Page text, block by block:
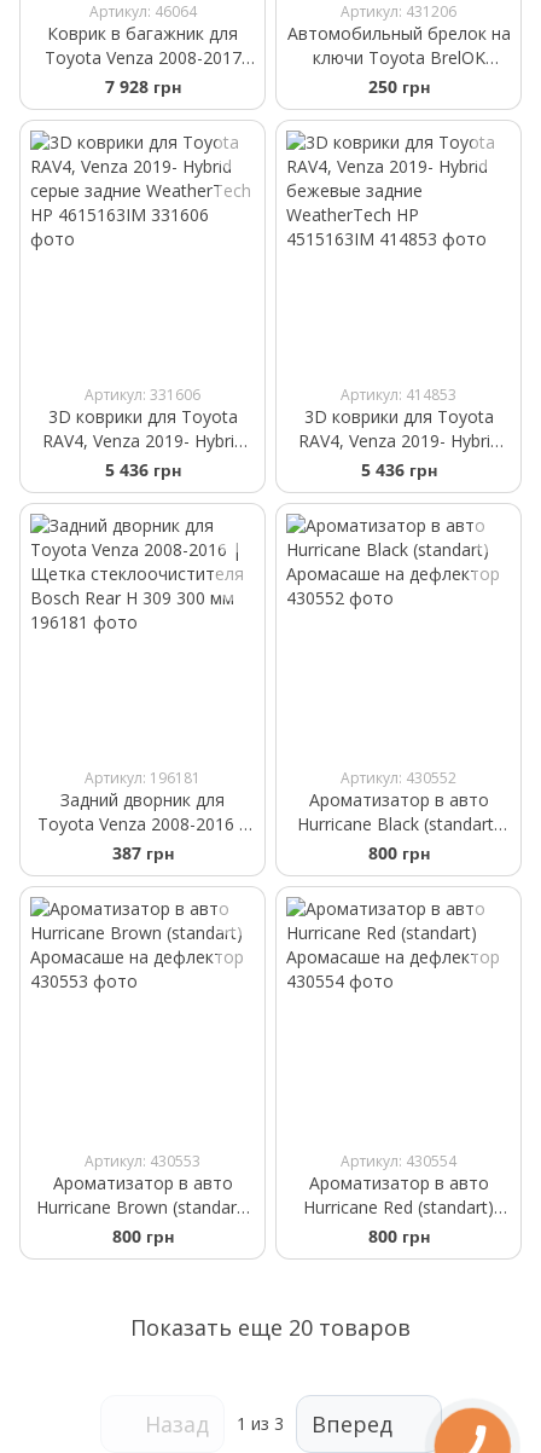
Артикул: 46064
Коврик в багажник для
Toyota Venza 2008-2017
черный WeatherTech 40369
7 928 грн
Артикул: 431206
Автомобильный брелок на
ключи Toyota BrelOK
черная замша
250 грн
Артикул: 331606
3D коврики для Toyota
RAV4, Venza 2019- Hybrid
серые задние WeatherTech
HP 4615163IM
5 436 грн
Артикул: 414853
3D коврики для Toyota
RAV4, Venza 2019- Hybrid
бежевые задние
WeatherTech HP
5 436 грн
Артикул: 196181
Задний дворник для
Toyota Venza 2008-2016 |
Щетка стеклоочистителя
Bosch Rear H 309 300 мм
387 грн
Артикул: 430552
Ароматизатор в авто
Hurricane Black (standart)
Аромасаше на дефлектор
800 грн
Артикул: 430553
Ароматизатор в авто
Hurricane Brown (standart)
Аромасаше на дефлектор
800 грн
Артикул: 430554
Ароматизатор в авто
Hurricane Red (standart)
Аромасаше на дефлектор
800 грн
Показать еще 20 товаров
Назад 1 из 3 Вперед